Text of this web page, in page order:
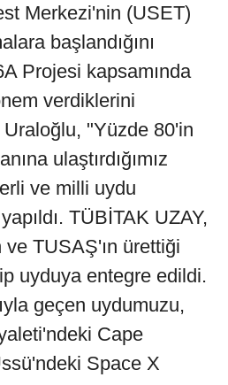
Merkezi'nin (USET)
başlandığını
Projesi kapsamında
verdiklerini
"Yüzde 80'in
ulaştırdığımız
ve milli uydu
TÜBİTAK UZAY,
TUSAŞ'ın ürettiği
uyduya entegre edildi.
geçen uydumuzu,
Cape
Space X